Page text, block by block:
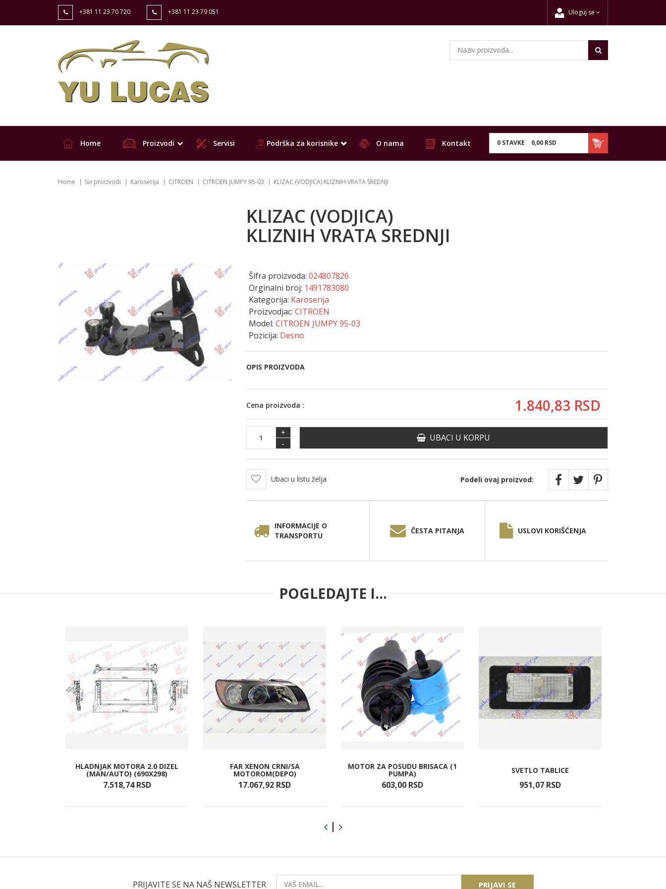
+381 11 23 70 720 +381 11 23 79 051 Uloguj se
0 STAVKE 0,00 RSD
Home Proizvodi Servisi Podrška za korisnike O nama Kontakt
Home Svi proizvodi Karoserija CITROEN CITROEN JUMPY 95-03 KLIZAC (VODJICA) KLIZNIH VRATA SREDNJI
KLIZAC (VODJICA)
KLIZNIH VRATA SREDNJI
Šifra proizvoda: 024807826
Orginalni broj: 1491783080
Kategorija: Karoserija
Proizvodjac: CITROEN
Model: CITROEN JUMPY 95-03
Pozicija: Desno
OPIS PROIZVODA
Cena proizvoda : 1.840,83 RSD
+
-
UBACI U KORPU
Ubaci u listu želja Podeli ovaj proizvod:
INFORMACIJE O
TRANSPORTU
ČESTA PITANJA USLOVI KORIŠĆENJA
POGLEDAJTE I...
HLADNJAK MOTORA 2.0 DIZEL
(MAN/AUTO) (690X298)
7.518,74 RSD
FAR XENON CRNI/SA
MOTOROM(DEPO)
17.067,92 RSD
MOTOR ZA POSUDU BRISACA (1
PUMPA)
603,00 RSD
SVETLO TABLICE
951,07 RSD
PRIJAVITE SE NA NAŠ NEWSLETTER PRIJAVI SE